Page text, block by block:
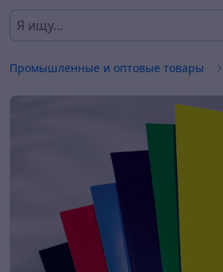
Промышленные и оптовые товары